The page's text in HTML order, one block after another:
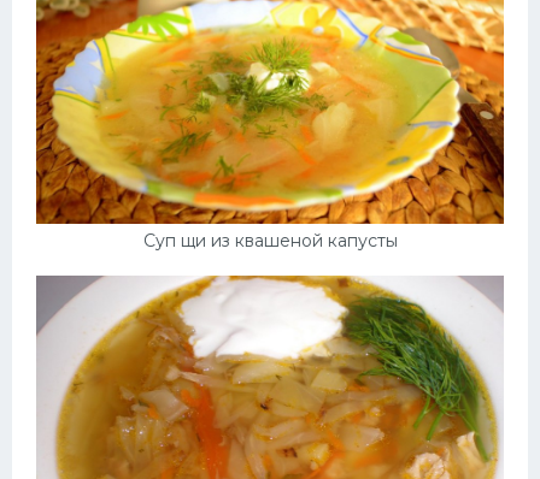
Суп щи из квашеной капусты
Категориикартинок
Супы
Мясные блюда
Печенье
Выпечка
Десерт
Напитки
Дизайн комнаты